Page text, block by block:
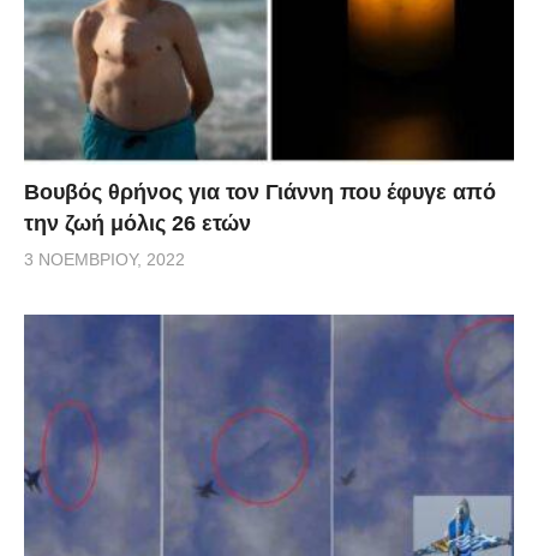
Βουβός θρήνος για τον Γιάννη που έφυγε από
την ζωή μόλις 26 ετών
3 ΝΟΕΜΒΡΊΟΥ, 2022